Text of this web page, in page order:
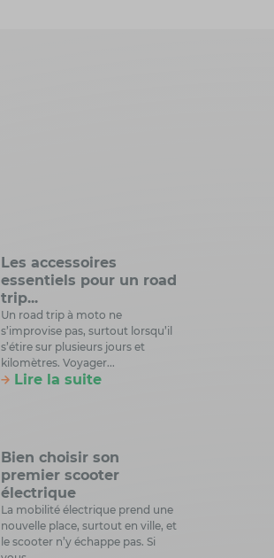
Les accessoires
essentiels pour un road
trip...
Un road trip à moto ne
s’improvise pas, surtout lorsqu’il
s’étire sur plusieurs jours et
kilomètres. Voyager...
Lire la suite
électrique
La mobilité électrique prend une
nouvelle place, surtout en ville, et
le scooter n’y échappe pas. Si
vous...
Lire la suite